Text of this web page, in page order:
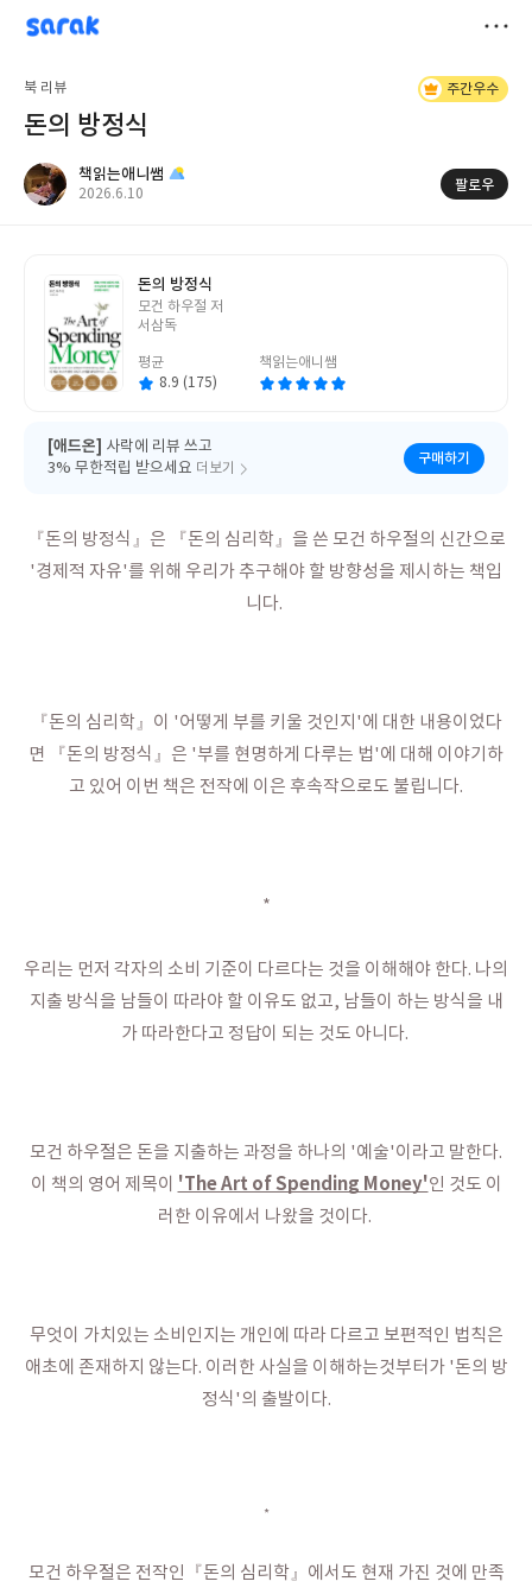
sarak
책읽는애니쌤
저
장
북 리뷰 주간우수
돈의 방정식
책읽는애니쌤
작
2026.6.10
팔로우
돈의 방정식
글
쓴
모건 하우절 저
서삼독
평균
8.9 (175)
책읽는애니쌤
[애드온] 사락에 리뷰 쓰고
3% 무한적립 받으세요 더보기
구매하기
『돈의 방정식』은 『돈의 심리학』을 쓴 모건 하우절의 신간으로
'경제적 자유'를 위해 우리가 추구해야 할 방향성을 제시하는 책입
니다.
『돈의 심리학』이 '어떻게 부를 키울 것인지'에 대한 내용이었다
면 『돈의 방정식』은 '부를 현명하게 다루는 법'에 대해 이야기하
고 있어 이번 책은 전작에 이은 후속작으로도 불립니다.
*
우리는 먼저 각자의 소비 기준이 다르다는 것을 이해해야 한다. 나의
지출 방식을 남들이 따라야 할 이유도 없고, 남들이 하는 방식을 내
가 따라한다고 정답이 되는 것도 아니다.
모건 하우절은 돈을 지출하는 과정을 하나의 '예술'이라고 말한다.
이 책의 영어 제목이 'The Art of Spending Money'인 것도 이
러한 이유에서 나왔을 것이다.
무엇이 가치있는 소비인지는 개인에 따라 다르고 보편적인 법칙은
애초에 존재하지 않는다. 이러한 사실을 이해하는것부터가 '돈의 방
정식'의 출발이다.
*
모건 하우절은 전작인『돈의 심리학』에서도 현재 가진 것에 만족